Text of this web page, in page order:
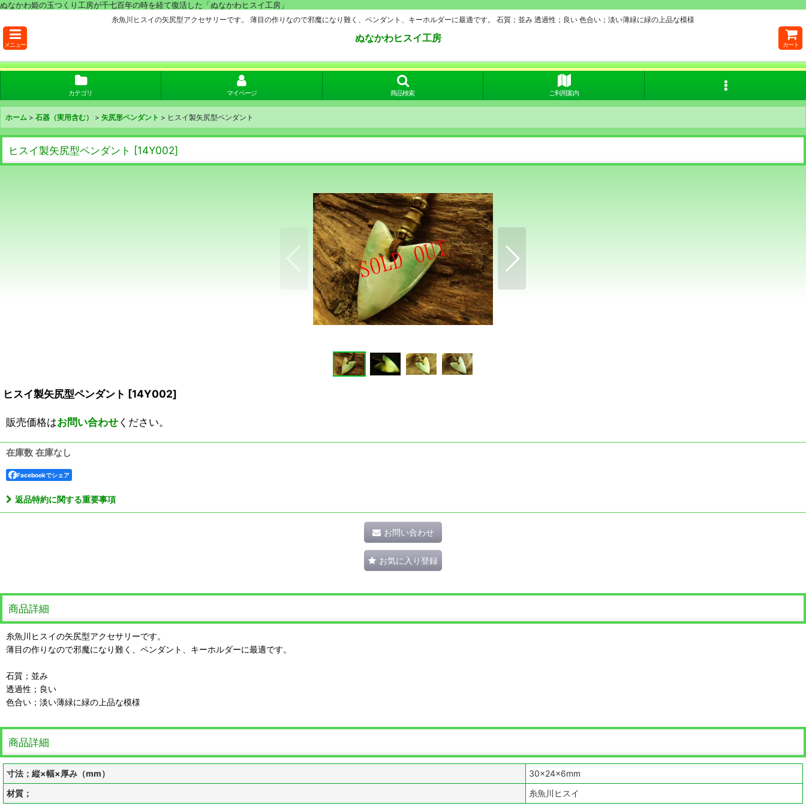
ぬなかわ姫の玉つくり工房が千七百年の時を経て復活した「ぬなかわヒスイ工房」
糸魚川ヒスイの矢尻型アクセサリーです。 薄目の作りなので邪魔になり難く、ペンダント、キーホルダーに最適です。 石質；並み 透過性；良い 色合い；淡い薄緑に緑の上品な模様
メニュー
ぬなかわヒスイ工房
カート
カテゴリ マイページ 商品検索 ご利用案内
ホーム > 石器（実用含む） > 矢尻形ペンダント > ヒスイ製矢尻型ペンダント
ヒスイ製矢尻型ペンダント [14Y002]
ヒスイ製矢尻型ペンダント [14Y002]
販売価格はお問い合わせください。
在庫数 在庫なし
Facebookでシェア
返品特約に関する重要事項
お問い合わせ
お気に入り登録
商品詳細
糸魚川ヒスイの矢尻型アクセサリーです。
薄目の作りなので邪魔になり難く、ペンダント、キーホルダーに最適です。
石質；並み
透過性；良い
色合い；淡い薄緑に緑の上品な模様
商品詳細
寸法；縦×幅×厚み（mm）
30×24×6mm
材質；
糸魚川ヒスイ